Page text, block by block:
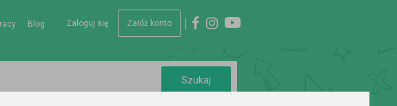
Zaloguj się Załóż konto
Blog